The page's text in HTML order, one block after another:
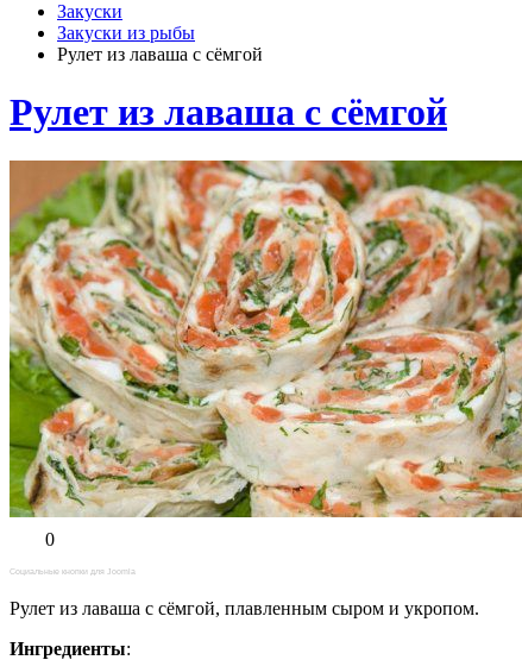
Закуски
Закуски из рыбы
Рулет из лаваша с сёмгой
Рулет из лаваша с сёмгой
0
Социальные кнопки для Joomla
Рулет из лаваша с сёмгой, плавленным сыром и укропом.
Ингредиенты: